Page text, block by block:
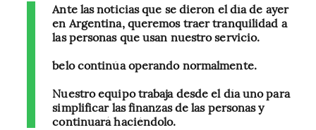
Ante las noticias que se dieron el día de ayer
en Argentina, queremos traer tranquilidad a
las personas que usan nuestro servicio.
belo continúa operando normalmente.
Nuestro equipo trabaja desde el día uno para
simplificar las finanzas de las personas y
continuará haciéndolo.